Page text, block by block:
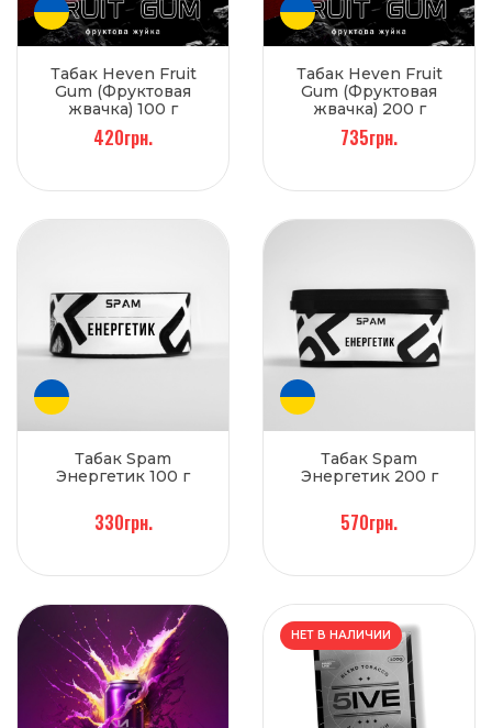
Табак Heven Fruit
Gum (Фруктовая
жвачка) 100 г
420грн.
Табак Heven Fruit
Gum (Фруктовая
жвачка) 200 г
735грн.
Табак Spam
Энергетик 100 г
330грн.
Табак Spam
Энергетик 200 г
570грн.
НЕТ В НАЛИЧИИ